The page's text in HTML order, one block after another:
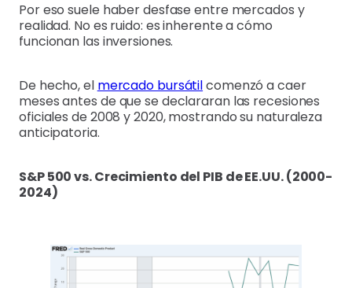
Por eso suele haber desfase entre mercados y
realidad. No es ruido: es inherente a cómo
funcionan las inversiones.
De hecho, el mercado bursátilcomenzó a caer
meses antes de que se declararan las recesiones
oficiales de 2008 y 2020, mostrando su naturaleza
anticipatoria.
S&P 500 vs. Crecimiento del PIB de EE.UU. (2000-
2024)